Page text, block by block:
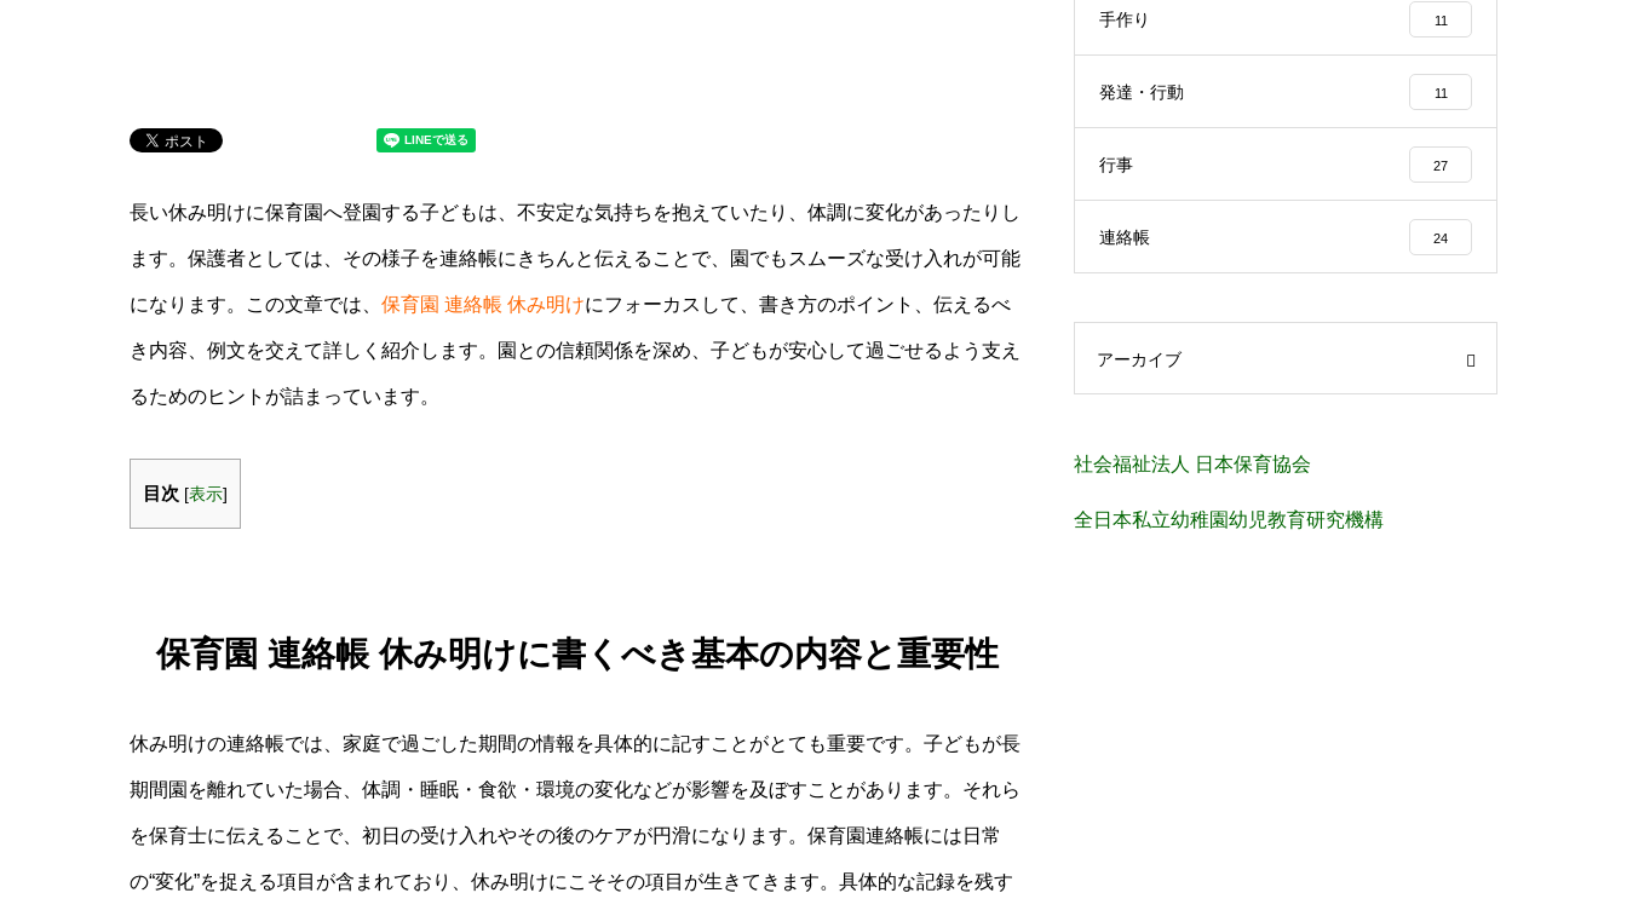
長い休み明けに保育園へ登園する子どもは、不安定な気持ちを抱えていたり、体調に変化があったりし
ます。保護者としては、その様子を連絡帳にきちんと伝えることで、園でもスムーズな受け入れが可能
になります。この文章では、 保育園 連絡帳 休み明けにフォーカスして、書き方のポイント、伝えるべ
き内容、例文を交えて詳しく紹介します。園との信頼関係を深め、子どもが安心して過ごせるよう支え
るためのヒントが詰まっています。
目次 [表示]
保育園 連絡帳 休み明けに書くべき基本の内容と重要性
休み明けの連絡帳では、家庭で過ごした期間の情報を具体的に記すことがとても重要です。子どもが長
期間園を離れていた場合、体調・睡眠・食欲・環境の変化などが影響を及ぼすことがあります。それら
を保育士に伝えることで、初日の受け入れやその後のケアが円滑になります。保育園連絡帳には日常
の“変化”を捉える項目が含まれており、休み明けにこそその項目が生きてきます。具体的な記録を残す
手作り 11
発達・行動 11
行事 27
連絡帳 24
アーカイブ
社会福祉法人 日本保育協会
全日本私立幼稚園幼児教育研究機構